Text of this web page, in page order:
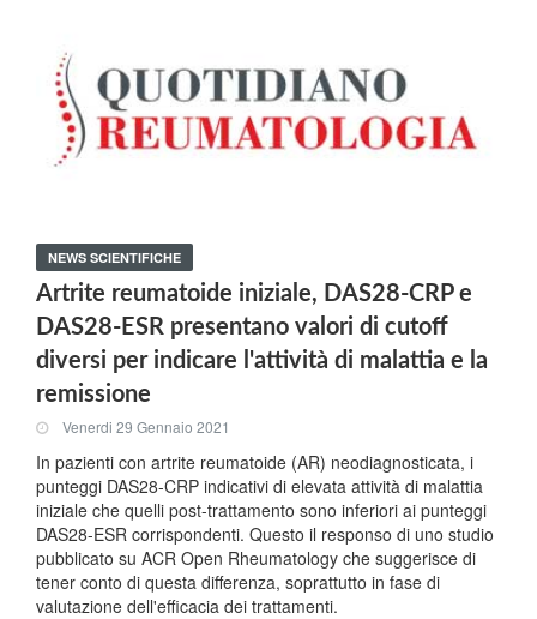
NEWS SCIENTIFICHE
Artrite reumatoide iniziale, DAS28-CRP e
DAS28-ESR presentano valori di cutoff
diversi per indicare l'attività di malattia e la
remissione
Venerdi 29 Gennaio 2021
In pazienti con artrite reumatoide (AR) neodiagnosticata, i
punteggi DAS28-CRP indicativi di elevata attività di malattia
iniziale che quelli post-trattamento sono inferiori ai punteggi
DAS28-ESR corrispondenti. Questo il responso di uno studio
pubblicato su ACR Open Rheumatology che suggerisce di
tener conto di questa differenza, soprattutto in fase di
valutazione dell'efficacia dei trattamenti.